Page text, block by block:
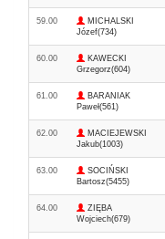
59.00
MICHALSKI
Józef(734)
60.00
KAWECKI
Grzegorz(604)
61.00
BARANIAK
Paweł(561)
62.00
MACIEJEWSKI
Jakub(1003)
63.00
SOCIŃSKI
Bartosz(5455)
64.00
ZIĘBA
Wojciech(679)